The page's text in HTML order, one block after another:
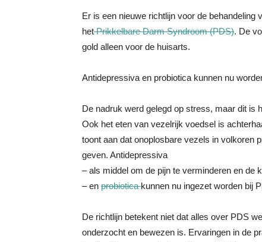
Er is een nieuwe richtlijn voor de behandeling
hetPrikkelbare Darm Syndroom (PDS). De
gold alleen voor de huisarts.
Antidepressiva en probiotica kunnen nu
De nadruk werd gelegd op stress, maar dit is
Ook het eten van vezelrijk voedsel is
toont aan dat onoplosbare vezels in volkoren
geven. Antidepressiva
– als middel om de pijn te verminderen en de
– en probioticakunnen nu ingezet worden bij
De richtlijn betekent niet dat alles over PDS
onderzocht en bewezen is. Ervaringen in de